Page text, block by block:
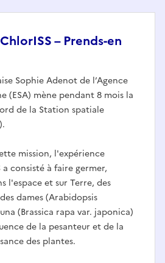
– Prends-en
Sophie Adenot de l’Agence
(ESA) mène pendant 8 mois la
de la Station spatiale
mission, l'expérience
consisté à faire germer,
l'espace et sur Terre, des
dames (Arabidopsis
(Brassica rapa var. japonica)
de la pesanteur et de la
des plantes.